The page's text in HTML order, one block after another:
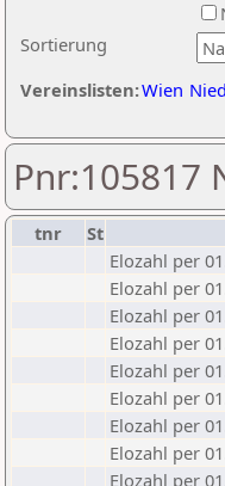
Sortierung
Vereinslisten:Wien
Pnr:105817
tnr St
Elozahl per
Elozahl per
Elozahl per
Elozahl per
Elozahl per
Elozahl per
Elozahl per
Elozahl per
Elozahl per